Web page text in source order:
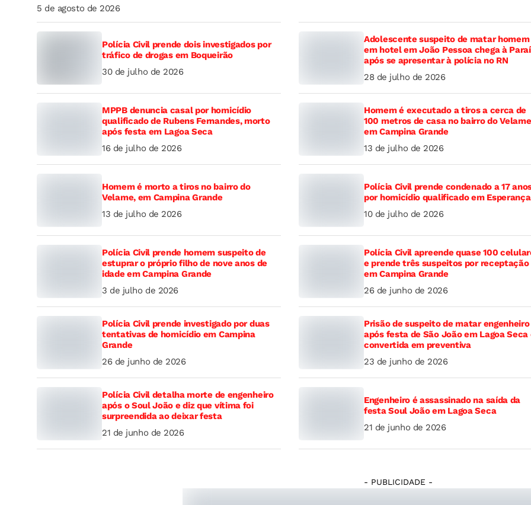
5 de agosto de 2026
Polícia Civil prende dois investigados por
tráfico de drogas em Boqueirão
30 de julho de 2026
Adolescente suspeito de matar homem
em hotel em João Pessoa chega à
após se apresentar à polícia no RN
28 de julho de 2026
MPPB denuncia casal por homicídio
qualificado de Rubens Fernandes, morto
após festa em Lagoa Seca
16 de julho de 2026
Homem é executado a tiros a cerca de
100 metros de casa no bairro do
em Campina Grande
13 de julho de 2026
Homem é morto a tiros no bairro do
Velame, em Campina Grande
13 de julho de 2026
Polícia Civil prende condenado a 17
por homicídio qualificado em Esperança
10 de julho de 2026
Polícia Civil prende homem suspeito de
estuprar o próprio filho de nove anos de
idade em Campina Grande
3 de julho de 2026
Polícia Civil apreende quase 100
e prende três suspeitos por receptação
em Campina Grande
26 de junho de 2026
Polícia Civil prende investigado por duas
tentativas de homicídio em Campina
Grande
26 de junho de 2026
Prisão de suspeito de matar engenheiro
após festa de São João em Lagoa Seca
convertida em preventiva
23 de junho de 2026
Polícia Civil detalha morte de engenheiro
após o Soul João e diz que vítima foi
surpreendida ao deixar festa
21 de junho de 2026
Engenheiro é assassinado na saída da
festa Soul João em Lagoa Seca
21 de junho de 2026
- PUBLICIDADE -